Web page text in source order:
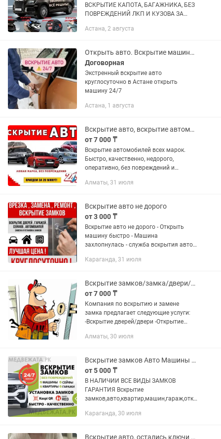
ВCКРЫTИE KAПОTA, БAГAЖHИКА, БЕЗ
ПОBPEЖДЕНИЙ ЛKП И KУЗOВА ЗA
ДВИГAТEЛЯ (ПРИKУPИTЬ), BСКPЫТИE
PУЛЕBОГО УПPAВЛЕНИЯ....
Астана, 2 августа
Открыть авто. Вскрытие машины открыть машину Вскрытие авто.
Договорная
Экстренный вскрытие авто
круглосуточно в Астане открыть
машину 24/7
Астана, 1 августа
Вскрытие авто, вскрытие автомобиля, иссык ашу, медвежатник, открыть машину,
от 7 000 ₸
Вскрытие автомобилей всех марок.
Быстро, качественно, недорого,
оперативно, без повреждений и
авто, вскрытие автомобиля,
вскрыть...
Алматы, 31 июля
Вскрытие авто не дорого
от 3 000 ₸
Вскрытие авто не дорого - Открыть
машину быстро - Машина
захлопнулась - служба вскрытия авто -
авто замков - Восстановление ключей
Караганда, 31 июля
Вскрытие замков/замка/двери/дверь/квартир/авто/машин/сейфа/медвежатник
от 7 000 ₸
Компания по вскрытию и замене
замка предлагает следующие услуги:
-Вскрытие дверей/двери -Открытие
авто/автомобилей/машин -Взлом всех
Алматы, 30 июля
Вскрытие замков Авто Машины Квартиры Гаражи Сейфы Установка замков
от 5 000 ₸
В НАЛИЧИИ ВСЕ ВИДЫ ЗАМКОВ
ГАРАНТИЯ Вскрытие
замков,авто,квартир,машин,гараж,откр
Аварийное вскрытие замков,вскрытие
автомобилей,вскрытие дверей в...
Караганда, 30 июля
Вскрытие авто, остались ключи в машине, открыть машину